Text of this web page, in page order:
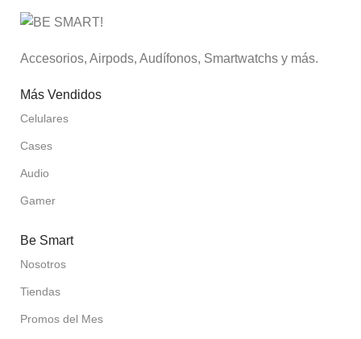
Accesorios, Airpods, Audífonos, Smartwatchs y más.
Más Vendidos
Celulares
Cases
Audio
Gamer
Be Smart
Nosotros
Tiendas
Promos del Mes